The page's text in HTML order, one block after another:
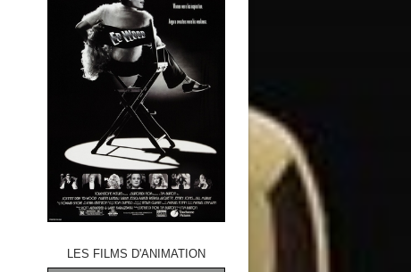
LES FILMS D'ANIMATION